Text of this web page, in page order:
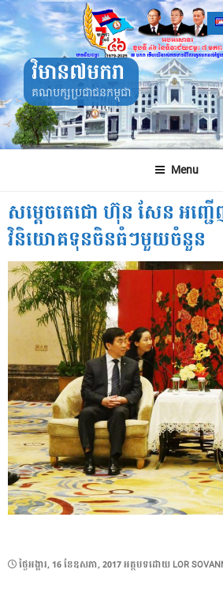
Skip
to
content
វិមាន៧មករា
គណបក្សប្រជាជនកម្ពុជា
Menu
សម្តេចតេជោ ហ៊ុន សែន អញ្
វិនិយោគទុនចិនធំៗមួយចំនួន
POSTED
ថ្ងៃ​អង្គារ, 16 ខែ​ឧសភា, 2017អត្ថបទដោយ LOR